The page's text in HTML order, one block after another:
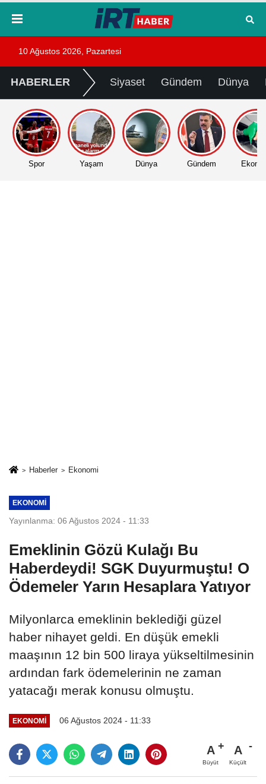
10 Ağustos 2026, Pazartesi
HABERLER Siyaset Gündem Dünya
Spor Yaşam Dünya Gündem
Haberler Ekonomi
EKONOMI
Yayınlanma: 06 Ağustos 2024 - 11:33
Emeklinin Gözü Kulağı Bu
Haberdeydi! SGK Duyurmuştu! O
Ödemeler Yarın Hesaplara Yatıyor
Milyonlarca emeklinin beklediği güzel
haber nihayet geldi. En düşük emekli
maaşının 12 bin 500 liraya yükseltilmesinin
ardından fark ödemelerinin ne zaman
yatacağı merak konusu olmuştu.
EKONOMI 06 Ağustos 2024 - 11:33
A
Büyüt
A
Küçült